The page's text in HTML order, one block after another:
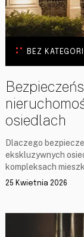
BEZ KATEGORII
osiedlach
Dlaczego
ekskluzywnych
kompleksach
25 Kwietnia 2026